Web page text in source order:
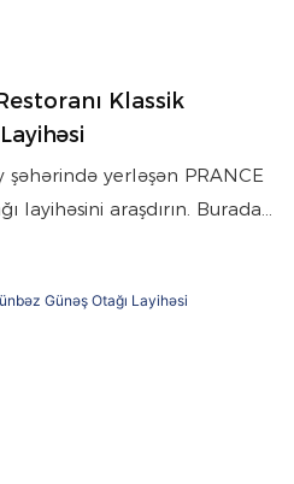
Klassik
yerləşən PRANCE
layihəsini araşdırın. Burada